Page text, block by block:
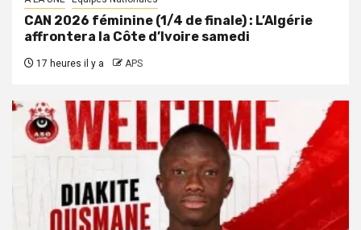
CAN 2026 féminine (1/4 de finale) : L’Algérie
affrontera la Côte d’Ivoire samedi
17 heures il y a APS